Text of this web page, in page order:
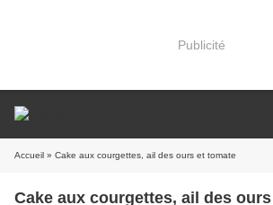
Publicité
Accueil » Cake aux courgettes, ail des ours et tomate
Cake aux courgettes, ail des